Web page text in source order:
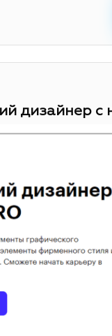
дизайнер